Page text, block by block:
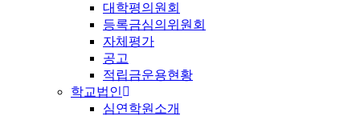
대학평의원회
등록금심의위원회
자체평가
공고
적립금운용현황
학교법인
심연학원소개